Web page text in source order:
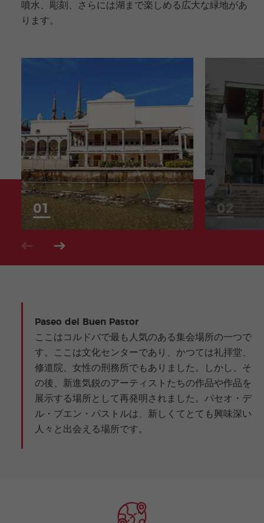
噴水、彫刻、さらには湖まで楽しめる広大な緑地があ
ります。
Paseo del Buen Pastor
ここはコルドバで最も人気のある集会場所の一つで
す。ここは文化センターであり、かつては礼拝堂、
修道院、女性の刑務所でもありました。しかし、そ
の後、新進気鋭のアーティストたちの作品や作品を
展示する場所として再発明されました。パセオ・デ
ル・ブエン・パストルは、新しくてとても興味深い
人々と出会える場所です。